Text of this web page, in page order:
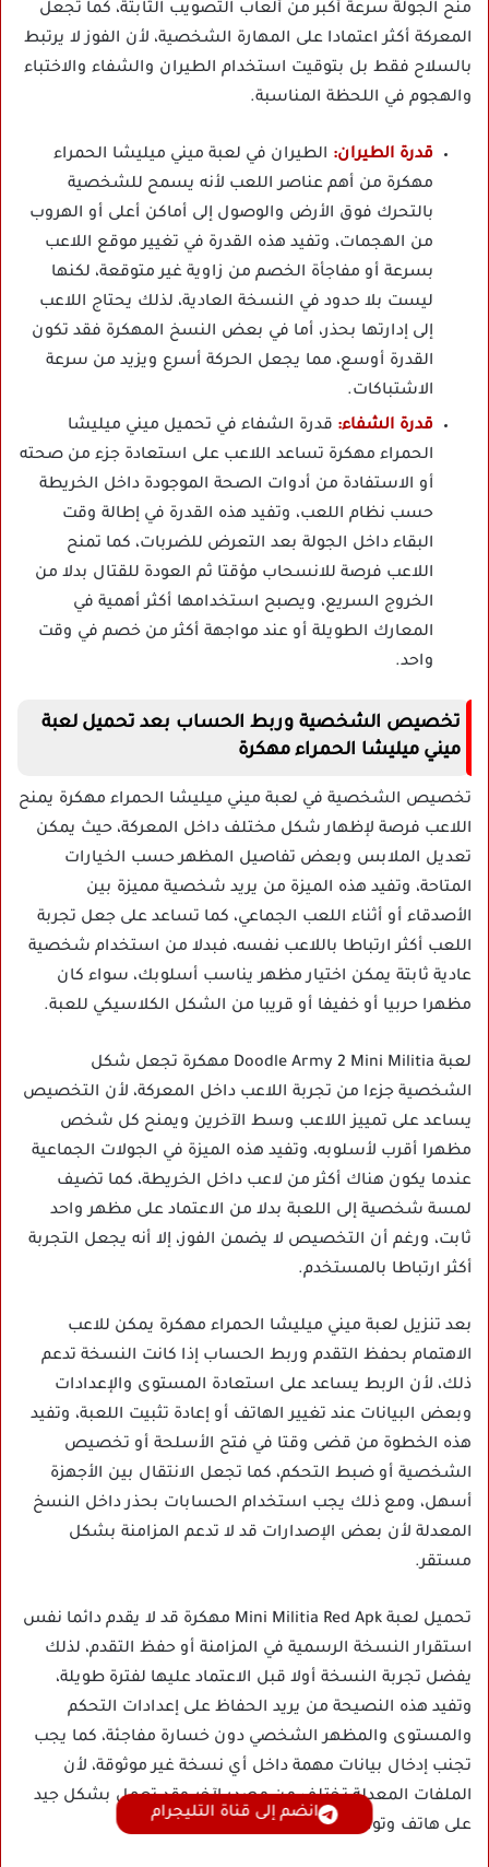
منح الجولة سرعة أكبر من ألعاب التصويب الثابتة، كما تجعل
المعركة أكثر اعتمادا على المهارة الشخصية، لأن الفوز لا يرتبط
بالسلاح فقط بل بتوقيت استخدام الطيران والشفاء والاختباء
والهجوم في اللحظة المناسبة.
قدرة الطيران: الطيران في لعبة ميني ميليشا الحمراء
مهكرة من أهم عناصر اللعب لأنه يسمح للشخصية
بالتحرك فوق الأرض والوصول إلى أماكن أعلى أو الهروب
من الهجمات، وتفيد هذه القدرة في تغيير موقع اللاعب
بسرعة أو مفاجأة الخصم من زاوية غير متوقعة، لكنها
ليست بلا حدود في النسخة العادية، لذلك يحتاج اللاعب
إلى إدارتها بحذر، أما في بعض النسخ المهكرة فقد تكون
القدرة أوسع، مما يجعل الحركة أسرع ويزيد من سرعة
الاشتباكات.
قدرة الشفاء: قدرة الشفاء في تحميل ميني ميليشا
الحمراء مهكرة تساعد اللاعب على استعادة جزء من صحته
أو الاستفادة من أدوات الصحة الموجودة داخل الخريطة
حسب نظام اللعب، وتفيد هذه القدرة في إطالة وقت
البقاء داخل الجولة بعد التعرض للضربات، كما تمنح
اللاعب فرصة للانسحاب مؤقتا ثم العودة للقتال بدلا من
الخروج السريع، ويصبح استخدامها أكثر أهمية في
المعارك الطويلة أو عند مواجهة أكثر من خصم في وقت
واحد.
تخصيص الشخصية وربط الحساب بعد تحميل لعبة
ميني ميليشا الحمراء مهكرة
تخصيص الشخصية في لعبة ميني ميليشا الحمراء مهكرة يمنح
اللاعب فرصة لإظهار شكل مختلف داخل المعركة، حيث يمكن
تعديل الملابس وبعض تفاصيل المظهر حسب الخيارات
المتاحة، وتفيد هذه الميزة من يريد شخصية مميزة بين
الأصدقاء أو أثناء اللعب الجماعي، كما تساعد على جعل تجربة
اللعب أكثر ارتباطا باللاعب نفسه، فبدلا من استخدام شخصية
عادية ثابتة يمكن اختيار مظهر يناسب أسلوبك، سواء كان
مظهرا حربيا أو خفيفا أو قريبا من الشكل الكلاسيكي للعبة.
لعبة Doodle Army 2 Mini Militia مهكرة تجعل شكل
الشخصية جزءا من تجربة اللاعب داخل المعركة، لأن التخصيص
يساعد على تمييز اللاعب وسط الآخرين ويمنح كل شخص
مظهرا أقرب لأسلوبه، وتفيد هذه الميزة في الجولات الجماعية
عندما يكون هناك أكثر من لاعب داخل الخريطة، كما تضيف
لمسة شخصية إلى اللعبة بدلا من الاعتماد على مظهر واحد
ثابت، ورغم أن التخصيص لا يضمن الفوز، إلا أنه يجعل التجربة
أكثر ارتباطا بالمستخدم.
بعد تنزيل لعبة ميني ميليشا الحمراء مهكرة يمكن للاعب
الاهتمام بحفظ التقدم وربط الحساب إذا كانت النسخة تدعم
ذلك، لأن الربط يساعد على استعادة المستوى والإعدادات
وبعض البيانات عند تغيير الهاتف أو إعادة تثبيت اللعبة، وتفيد
هذه الخطوة من قضى وقتا في فتح الأسلحة أو تخصيص
الشخصية أو ضبط التحكم، كما تجعل الانتقال بين الأجهزة
أسهل، ومع ذلك يجب استخدام الحسابات بحذر داخل النسخ
المعدلة لأن بعض الإصدارات قد لا تدعم المزامنة بشكل
مستقر.
تحميل لعبة Mini Militia Red Apk مهكرة قد لا يقدم دائما نفس
استقرار النسخة الرسمية في المزامنة أو حفظ التقدم، لذلك
يفضل تجربة النسخة أولا قبل الاعتماد عليها لفترة طويلة،
وتفيد هذه النصيحة من يريد الحفاظ على إعدادات التحكم
والمستوى والمظهر الشخصي دون خسارة مفاجئة، كما يجب
تجنب إدخال بيانات مهمة داخل أي نسخة غير موثوقة، لأن
الملفات المعدلة تختلف من مصدر لآخر وقد تعمل بشكل جيد
على هاتف وتواجه مشكلات على هاتف آخر.
انضم إلى قناة التليجرام